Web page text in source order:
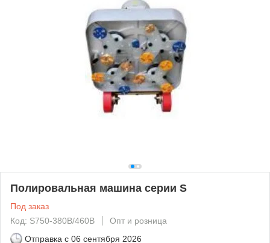
Полировальная машина серии S
Под заказ
Код: S750-380B/460B
Опт и розница
Отправка с 06 сентября 2026